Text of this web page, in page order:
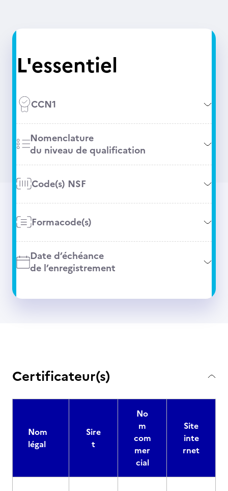
L'essentiel
CCN1
Nomenclature
du niveau de qualification
Code(s) NSF
Formacode(s)
Date d’échéance
de l’enregistrement
Certificateur(s)
Nom
légal
Sire
t
No
m
com
mer
cial
Site
inte
rnet